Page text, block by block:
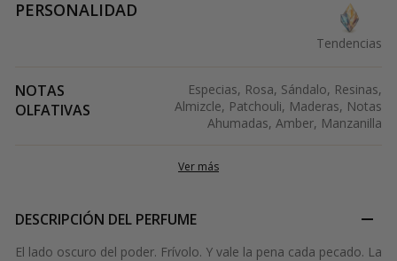
PERSONALIDAD
Tendencias
NOTAS
OLFATIVAS
Especias, Rosa, Sándalo, Resinas,
Almizcle, Patchouli, Maderas, Notas
Ahumadas, Amber, Manzanilla
Ver más
DESCRIPCIÓN DEL PERFUME
El lado oscuro del poder. Frívolo. Y vale la pena cada pecado. La